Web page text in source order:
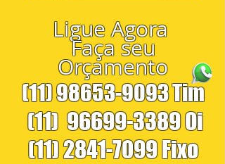
Ligue Agora
Faça seu
Orçamento
(11) 98653-9093Tim
(11) 96699-3389Oi
(11) 2841-7099Fixo